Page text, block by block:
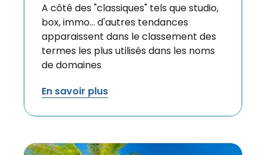
A côté des "classiques" tels que studio,
box, immo... d'autres tendances
apparaissent dans le classement des
termes les plus utilisés dans les noms
de domaines
En savoir plus